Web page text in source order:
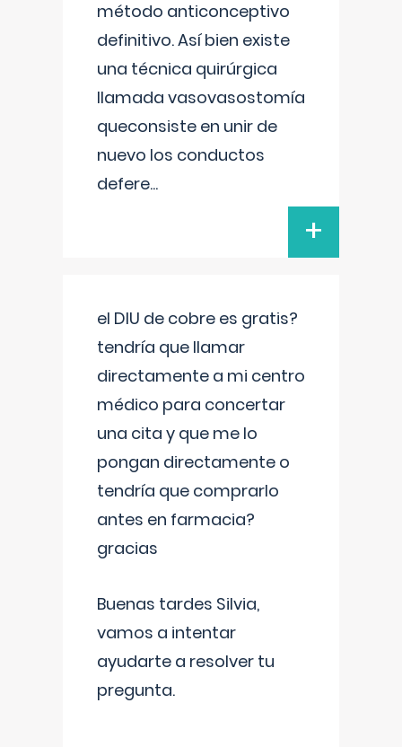
método anticonceptivo
definitivo. Así bien existe
una técnica quirúrgica
llamada vasovasostomía
queconsiste en unir de
nuevo los conductos
defere...
+
el DIU de cobre es gratis?
tendría que llamar
directamente a mi centro
médico para concertar
una cita y que me lo
pongan directamente o
tendría que comprarlo
antes en farmacia?
gracias
Buenas tardes Silvia,
vamos a intentar
ayudarte a resolver tu
pregunta.